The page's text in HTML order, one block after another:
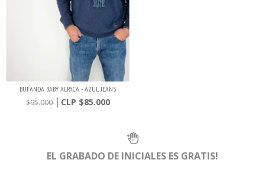
BUFANDA BABY ALPACA - AZUL JEANS
$95.000 $85.000
EL GRABADO DE INICIALES ES GRATIS!